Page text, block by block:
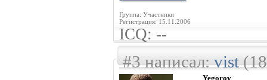
Группа: Участники
Регистрация: 15.11.2006
ICQ: --
#3 написал:vist(18
Yegorov,